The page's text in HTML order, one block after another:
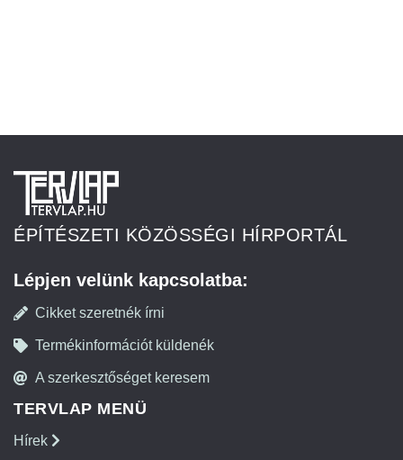
ÉPÍTÉSZETI KÖZÖSSÉGI HÍRPORTÁL
Lépjen velünk kapcsolatba:
Cikket szeretnék írni
Termékinformációt küldenék
A szerkesztőséget keresem
TERVLAP MENÜ
Hírek